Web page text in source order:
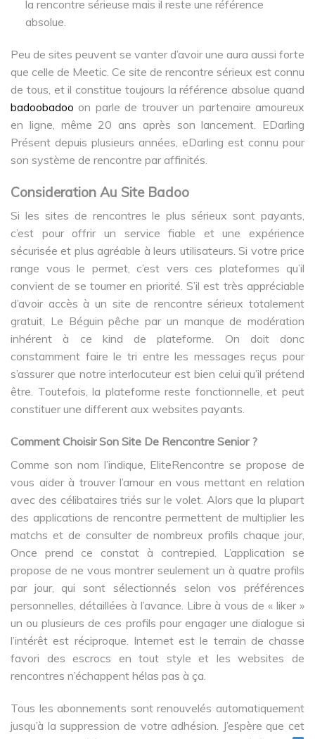
la rencontre sérieuse mais il reste une référence
absolue.
Peu de sites peuvent se vanter d’avoir une aura aussi forte
que celle de Meetic. Ce site de rencontre sérieux est connu
de tous, et il constitue toujours la référence absolue quand
badoobadoo on parle de trouver un partenaire amoureux
en ligne, même 20 ans après son lancement. EDarling
Présent depuis plusieurs années, eDarling est connu pour
son système de rencontre par affinités.
Consideration Au Site Badoo
Si les sites de rencontres le plus sérieux sont payants,
c’est pour offrir un service fiable et une expérience
sécurisée et plus agréable à leurs utilisateurs. Si votre price
range vous le permet, c’est vers ces plateformes qu’il
convient de se tourner en priorité. S’il est très appréciable
d’avoir accès à un site de rencontre sérieux totalement
gratuit, Le Béguin pêche par un manque de modération
inhérent à ce kind de plateforme. On doit donc
constamment faire le tri entre les messages reçus pour
s’assurer que notre interlocuteur est bien celui qu’il prétend
être. Toutefois, la plateforme reste fonctionnelle, et peut
constituer une different aux websites payants.
Comment Choisir Son Site De Rencontre Senior ?
Comme son nom l’indique, EliteRencontre se propose de
vous aider à trouver l’amour en vous mettant en relation
avec des célibataires triés sur le volet. Alors que la plupart
des applications de rencontre permettent de multiplier les
matchs et de consulter de nombreux profils chaque jour,
Once prend ce constat à contrepied. L’application se
propose de ne vous montrer seulement un à quatre profils
par jour, qui sont sélectionnés selon vos préférences
personnelles, détaillées à l’avance. Libre à vous de « liker »
un ou plusieurs de ces profils pour engager une dialogue si
l’intérêt est réciproque. Internet est le terrain de chasse
favori des escrocs en tout style et les websites de
rencontres n’échappent hélas pas à ça.
Tous les abonnements sont renouvelés automatiquement
jusqu’à la suppression de votre adhésion. J’espère que cet